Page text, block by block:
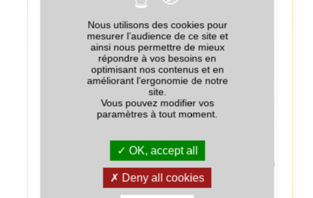
Maïs +/-
négatif des
crucifères avant
maïs n’est
observé que si le
couvert est détruit
tardivement (mars
Sorgho
+/-
d’amplification
de nématode de la
betterave
(Heterodera
Nous utilisons des cookies pour
mesurer l’audience de ce site et
ainsi nous permettre de mieux
répondre à vos besoins en
optimisant nos contenus et en
améliorant l’ergonomie de notre
site.
Vous pouvez modifier vos
paramètres à tout moment.
OK, accept all
Deny all cookies